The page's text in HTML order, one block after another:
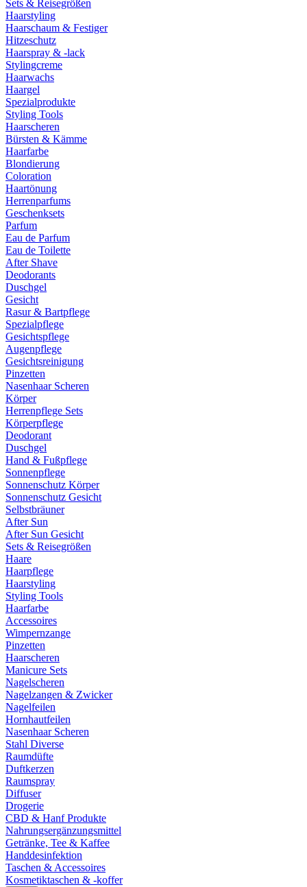
Sets & Reisegrößen
Haarstyling
Haarschaum & Festiger
Hitzeschutz
Haarspray & -lack
Stylingcreme
Haarwachs
Haargel
Spezialprodukte
Styling Tools
Haarscheren
Bürsten & Kämme
Haarfarbe
Blondierung
Coloration
Haartönung
Herrenparfums
Geschenksets
Parfum
Eau de Parfum
Eau de Toilette
After Shave
Deodorants
Duschgel
Gesicht
Rasur & Bartpflege
Spezialpflege
Gesichtspflege
Augenpflege
Gesichtsreinigung
Pinzetten
Nasenhaar Scheren
Körper
Herrenpflege Sets
Körperpflege
Deodorant
Duschgel
Hand & Fußpflege
Sonnenpflege
Sonnenschutz Körper
Sonnenschutz Gesicht
Selbstbräuner
After Sun
After Sun Gesicht
Sets & Reisegrößen
Haare
Haarpflege
Haarstyling
Styling Tools
Haarfarbe
Accessoires
Wimpernzange
Pinzetten
Haarscheren
Manicure Sets
Nagelscheren
Nagelzangen & Zwicker
Nagelfeilen
Hornhautfeilen
Nasenhaar Scheren
Stahl Diverse
Raumdüfte
Duftkerzen
Raumspray
Diffuser
Drogerie
CBD & Hanf Produkte
Nahrungsergänzungsmittel
Getränke, Tee & Kaffee
Handdesinfektion
Taschen & Accessoires
Kosmetiktaschen & -koffer